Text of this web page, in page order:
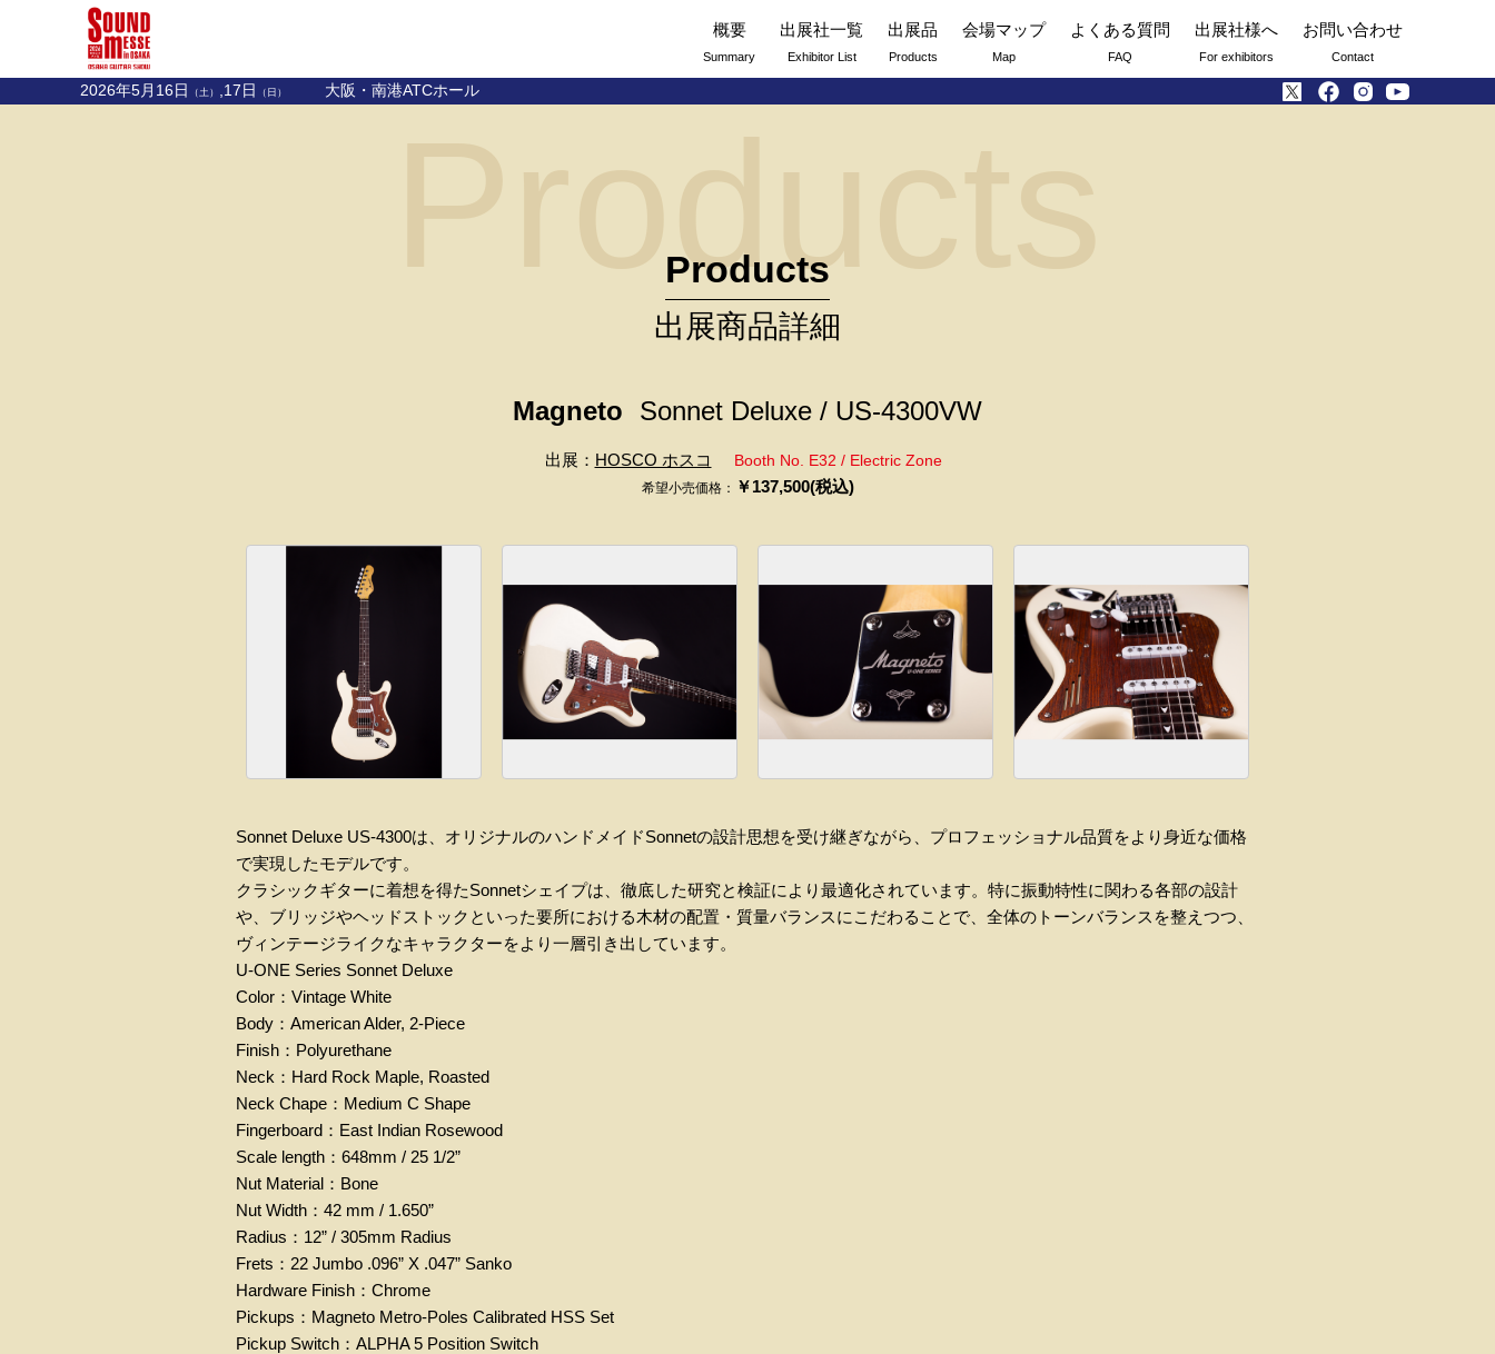
概要
Summary
出展社一覧
Exhibitor List
出展品
Products
会場マップ
Map
よくある質問
FAQ
出展社様へ
For exhibitors
お問い合わせ
Contact
2026年5月16日 （土） ,17日 （日） 大阪・南港ATCホール
Products
Products
出展商品詳細
Magneto Sonnet Deluxe / US-4300VW
出展： HOSCO ホスコ Booth No. E32 / Electric Zone
希望小売価格： ￥137,500(税込)
Sonnet Deluxe US-4300は、オリジナルのハンドメイドSonnetの設計思想を受け継ぎながら、プロフェッショナル品質をより身近な価格
で実現したモデルです。
クラシックギターに着想を得たSonnetシェイプは、徹底した研究と検証により最適化されています。特に振動特性に関わる各部の設計
や、ブリッジやヘッドストックといった要所における木材の配置・質量バランスにこだわることで、全体のトーンバランスを整えつつ、
ヴィンテージライクなキャラクターをより一層引き出しています。
U-ONE Series Sonnet Deluxe
Color ： Vintage White
Body ： American Alder, 2-Piece
Finish ： Polyurethane
Neck ： Hard Rock Maple, Roasted
Neck Chape ： Medium C Shape
Fingerboard ： East Indian Rosewood
Scale length ： 648mm / 25 1/2”
Nut Material ： Bone
Nut Width ： 42 mm / 1.650”
Radius ： 12” / 305mm Radius
Frets ： 22 Jumbo .096” X .047” Sanko
Hardware Finish ： Chrome
Pickups ： Magneto Metro-Poles Calibrated HSS Set
Pickup Switch ： ALPHA 5 Position Switch